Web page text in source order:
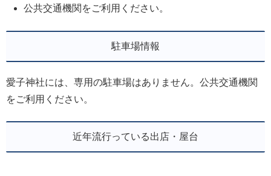
公共交通機関をご利用ください。
駐車場情報
愛子神社には、専用の駐車場はありません。公共交通機関
をご利用ください。
近年流行っている出店・屋台